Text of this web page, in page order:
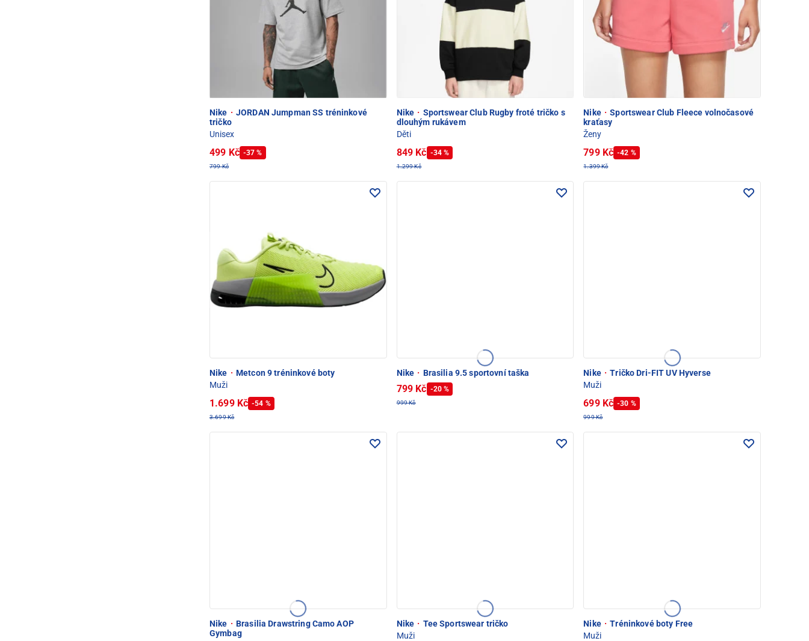
Nike · JORDAN Jumpman SS tréninkové
tričko
Unisex
499 Kč -37 %
799 Kč
Nike · Sportswear Club Rugby froté tričko s
dlouhým rukávem
Děti
849 Kč -34 %
1.299 Kč
Nike · Sportswear Club Fleece volnočasové
kraťasy
Ženy
799 Kč -42 %
1.399 Kč
Nike · Metcon 9 tréninkové boty
Muži
1.699 Kč -54 %
3.699 Kč
Nike · Brasilia 9.5 sportovní taška
799 Kč -20 %
999 Kč
Nike · Tričko Dri-FIT UV Hyverse
Muži
699 Kč -30 %
999 Kč
Nike · Brasilia Drawstring Camo AOP
Gymbag
Nike · Tee Sportswear tričko
Muži
Nike · Tréninkové boty Free
Muži